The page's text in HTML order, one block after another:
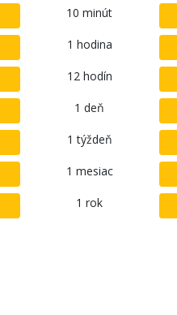
10 minút
1 hodina
12 hodín
1 deň
1 týždeň
1 mesiac
1 rok